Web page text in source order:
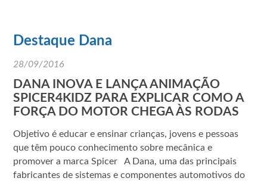
Destaque Dana
28/09/2016
DANA INOVA E LANÇA ANIMAÇÃO
SPICER4KIDZ PARA EXPLICAR COMO A
FORÇA DO MOTOR CHEGA ÀS RODAS
Objetivo é educar e ensinar crianças, jovens e pessoas
que têm pouco conhecimento sobre mecânica e
promover a marca Spicer A Dana, uma das principais
fabricantes de sistemas e componentes automotivos do